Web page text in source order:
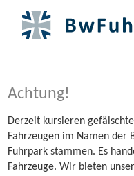
Achtung!
Derzeit kursieren
Fahrzeugen im Namen der
Fuhrpark stammen. Es
Fahrzeuge. Wir bieten